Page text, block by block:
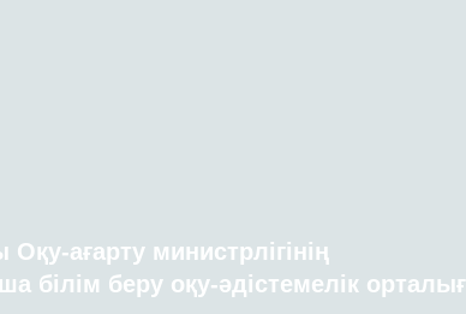
ағарту министрлігінің
білім беру оқу-әдістемелік